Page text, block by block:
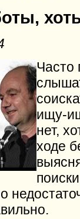
Часто
ищу-
нет,
ходе